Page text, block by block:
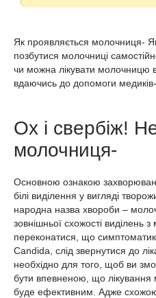
Як проявляється молочниця-
позбутися молочниці
чи можна лікувати молочницю
вдаючись до допомоги медиків-
Ох і свербіж!
молочниця-
Основною ознакою
білі виділення у вигляді
народна назва хвороби –
зовнішньої схожості
переконатися, що
Candida, слід звернутися до
необхідно для того, щоб ви
бути впевненою, що
буде ефективним. Адже